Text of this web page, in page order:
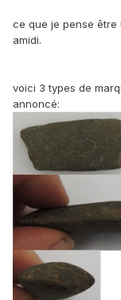
ce que je pense
amidi.
voici 3 types de
annoncé: